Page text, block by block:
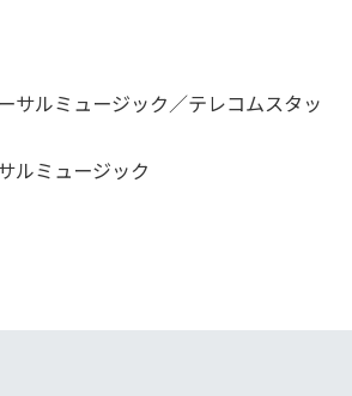
サルミュージック／テレコムスタッ
ルミュージック